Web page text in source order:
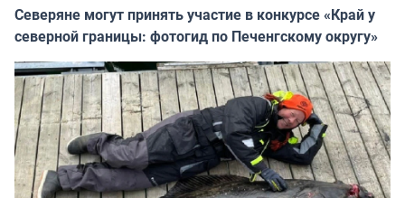
Северяне могут принять участие в конкурсе «Край у
северной границы: фотогид по Печенгскому округу»